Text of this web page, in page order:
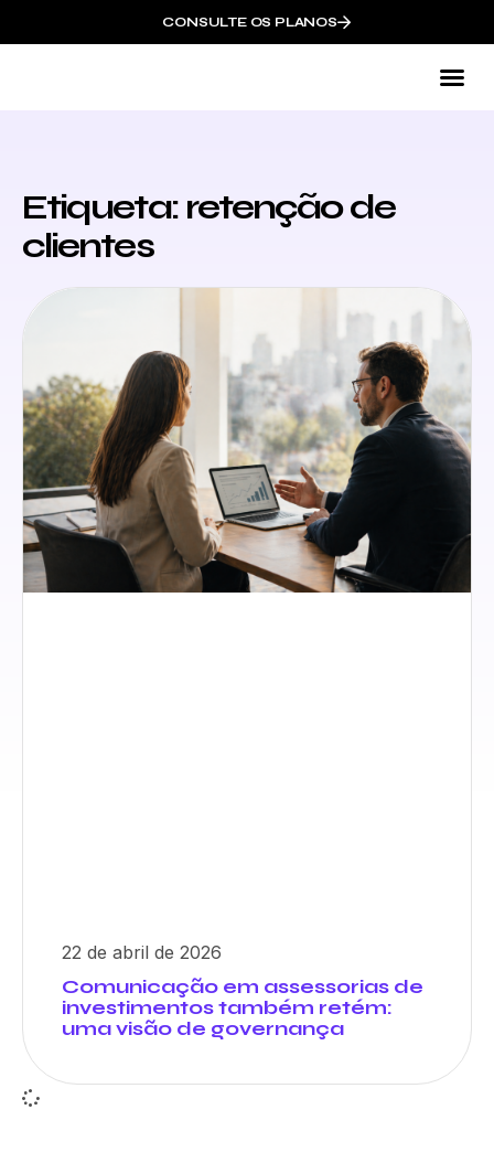
CONSULTE OS PLANOS
Etiqueta: retenção de
clientes
22 de abril de 2026
Comunicação em assessorias de
investimentos também retém:
uma visão de governança